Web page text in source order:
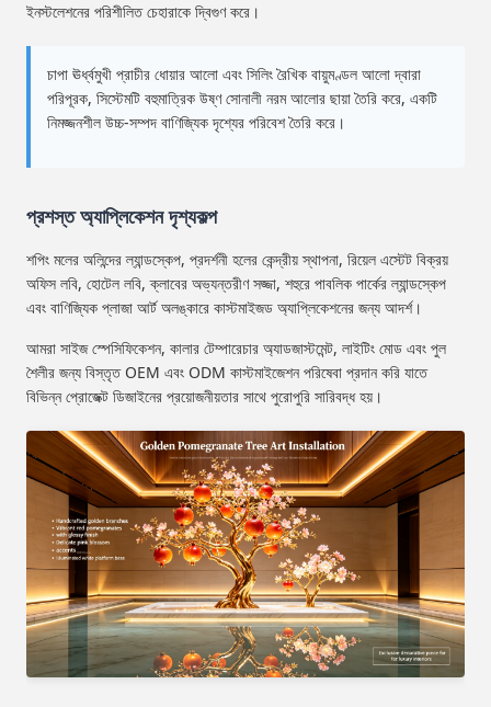
ইনস্টলেশনের পরিশীলিত চেহারাকে দ্বিগুণ করে।
চাপা ঊর্ধ্বমুখী প্রাচীর ধোয়ার আলো এবং সিলিং রৈখিক বায়ুমণ্ডল আলো দ্বারা
পরিপূরক, সিস্টেমটি বহুমাত্রিক উষ্ণ সোনালী নরম আলোর ছায়া তৈরি করে, একটি
নিমজ্জনশীল উচ্চ-সম্পদ বাণিজ্যিক দৃশ্যের পরিবেশ তৈরি করে।
প্রশস্ত অ্যাপ্লিকেশন দৃশ্যকল্প
শপিং মলের অলিন্দের ল্যান্ডস্কেপ, প্রদর্শনী হলের কেন্দ্রীয় স্থাপনা, রিয়েল এস্টেট বিক্রয়
অফিস লবি, হোটেল লবি, ক্লাবের অভ্যন্তরীণ সজ্জা, শহুরে পাবলিক পার্কের ল্যান্ডস্কেপ
এবং বাণিজ্যিক প্লাজা আর্ট অলঙ্কারে কাস্টমাইজড অ্যাপ্লিকেশনের জন্য আদর্শ।
আমরা সাইজ স্পেসিফিকেশন, কালার টেম্পারেচার অ্যাডজাস্টমেন্ট, লাইটিং মোড এবং পুল
শৈলীর জন্য বিস্তৃত OEM এবং ODM কাস্টমাইজেশন পরিষেবা প্রদান করি যাতে
বিভিন্ন প্রোজেক্ট ডিজাইনের প্রয়োজনীয়তার সাথে পুরোপুরি সারিবদ্ধ হয়।